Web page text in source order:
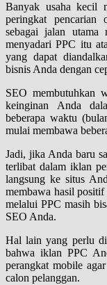
Banyak usaha kecil
peringkat pencarian
sebagai jalan utama
menyadari PPC itu
yang dapat
bisnis Anda dengan
SEO membutuhkan
keinginan Anda
beberapa waktu
mulai membawa
Jadi, jika Anda baru
terlibat dalam iklan
langsung ke situs
membawa hasil
melalui PPC masih
SEO Anda.
Hal lain yang perlu
bahwa iklan PPC
perangkat mobile
calon pelanggan.